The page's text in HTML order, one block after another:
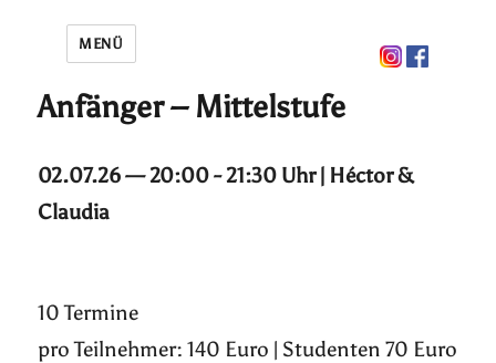
MENÜ
Anfänger – Mittelstufe
02.07.26 — 20:00 - 21:30 Uhr | Héctor &
Claudia
10 Termine
pro Teilnehmer: 140 Euro | Studenten 70 Euro